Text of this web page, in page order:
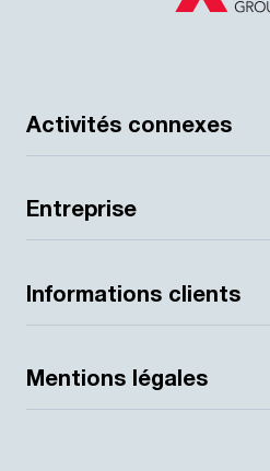
Activités connexes
Entreprise
Informations clients
Mentions légales